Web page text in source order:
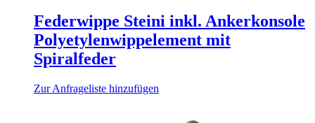
Federwippe Steini inkl. Ankerkonsole
Polyetylenwippelement mit
Spiralfeder
Zur Anfrageliste hinzufügen